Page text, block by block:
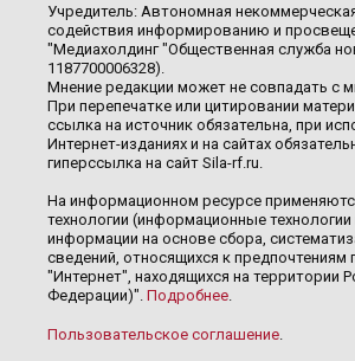
Учредитель: Автономная
содействия информированию и
"Медиахолдинг "Общественная служба
1187700006328).
Мнение редакции может не совпадать с
При перепечатке или цитировании
ссылка на источник обязательна, при
Интернет-изданиях и на сайтах
гиперссылка на сайт Sila-rf.ru.
На информационном ресурсе
технологии (информационные
информации на основе сбора,
сведений, относящихся к предпочтениям
"Интернет", находящихся на территории
Федерации)". Подробнее
Пользовательское соглашение